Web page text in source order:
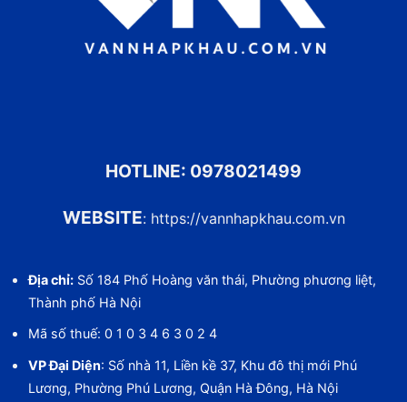
HOTLINE: 0978021499
WEBSITE: https://vannhapkhau.com.vn
Địa chỉ:Số 184 Phố Hoàng văn thái, Phường phương liệt,
Thành phố Hà Nội
Mã số thuế: 0 1 0 3 4 6 3 0 2 4
VP Đại Diện: Số nhà 11, Liền kề 37, Khu đô thị mới Phú
Lương, Phường Phú Lương, Quận Hà Đông, Hà Nội